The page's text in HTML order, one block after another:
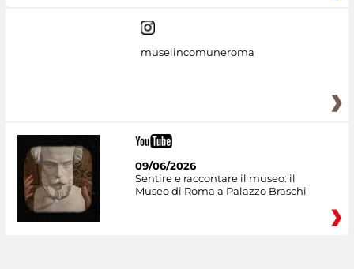
museiincomuneroma
09/06/2026
Sentire e raccontare il museo: il
Museo di Roma a Palazzo Braschi